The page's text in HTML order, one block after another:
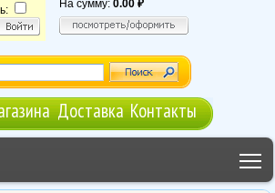
На сумму: 0.00
Доставка Контакты